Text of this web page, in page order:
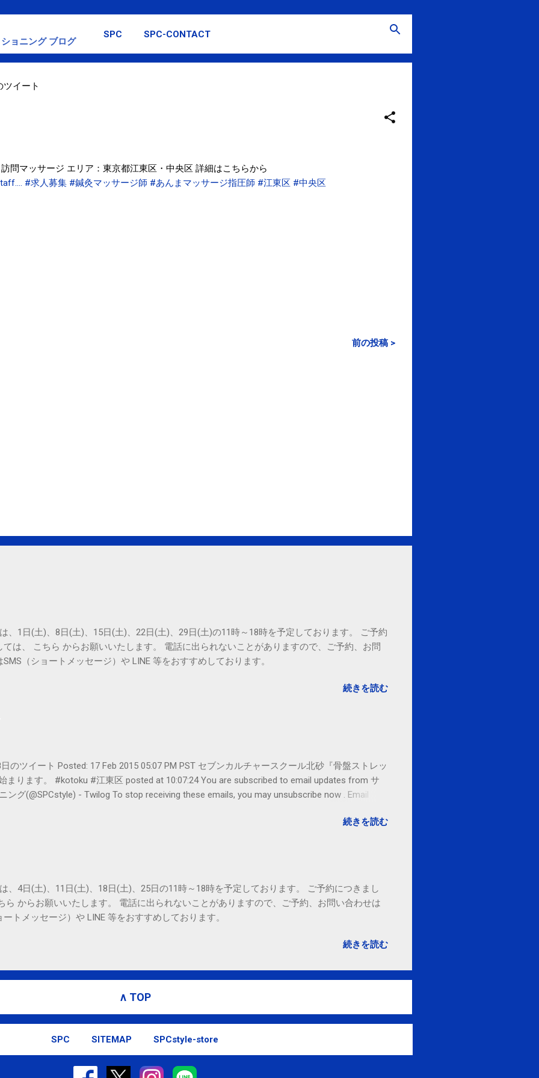
スキップしてメイン コンテンツに移動
ョニング ブログ
SPC SPC-CONTACT
ツイート
訪問マッサージ エリア：東京都江東区・中央区 詳細はこちらから
#求人募集 #鍼灸マッサージ師 #あんまマッサージ指圧師 #江東区 #中央区
前の投稿 >
、1日(土)、8日(土)、15日(土)、22日(土)、29日(土)の11時～18時を予定しております。 ご予約
ては、 こちら からお願いいたします。 電話に出られないことがありますので、ご予約、お問
SMS（ショートメッセージ）や LINE 等をおすすめしております。
続きを読む
のツイート Posted: 17 Feb 2015 05:07 PM PST セブンカルチャースクール北砂『骨盤ストレッ
まります。 #kotoku #江東区 posted at 10:07:24 You are subscribed to email updates from サ
ング(@SPCstyle) - Twilog To stop receiving these emails, you may unsubscribe now . Email
続きを読む
、4日(土)、11日(土)、18日(土)、25日の11時～18時を予定しております。 ご予約につきまし
ら からお願いいたします。 電話に出られないことがありますので、ご予約、お問い合わせは
ートメッセージ）や LINE 等をおすすめしております。
続きを読む
∧ TOP
SPC SITEMAP SPCstyle-store